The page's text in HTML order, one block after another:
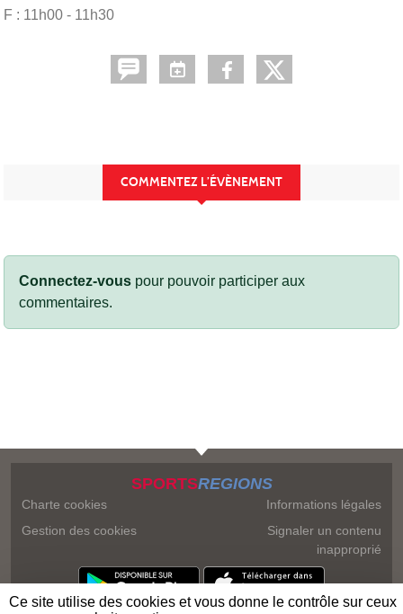
F : 11h00 - 11h30
COMMENTEZ L’ÉVÈNEMENT
Connectez-vous pour pouvoir participer aux
commentaires.
SPORTSREGIONS
Charte cookies
Gestion des cookies
Informations légales
Signaler un contenu
inapproprié
Ce site utilise des cookies et vous donne le contrôle sur ceux